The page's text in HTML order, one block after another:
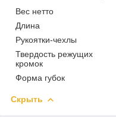
Вес нетто
Длина
Рукоятки-чехлы
Твердость режущих
кромок
Форма губок
Скрыть